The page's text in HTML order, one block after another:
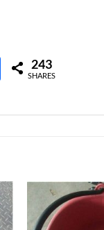
243
SHARES